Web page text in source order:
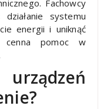
Fachowcy
systemu
energii i uniknąć
cenna pomoc w
urządzeń